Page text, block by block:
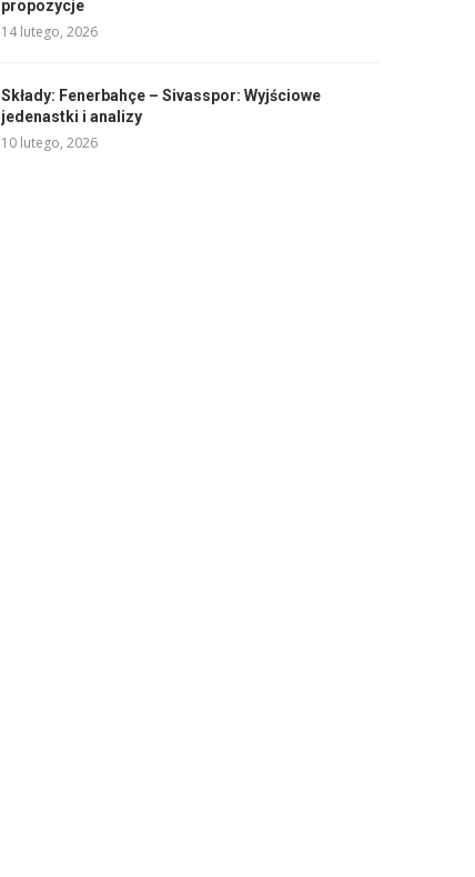
propozycje
14 lutego, 2026
Składy: Fenerbahçe – Sivasspor: Wyjściowe
jedenastki i analizy
10 lutego, 2026